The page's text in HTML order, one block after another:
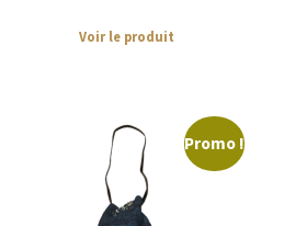
Voir le produit
Promo !